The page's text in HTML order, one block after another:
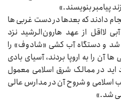
پیامبر بنویسند.»
داد‌‌‌ند که بعدها در دست غربی‌‌‌ ها
لااقل از عهد هارون‌الرشید نزد
و دستگاه آب کشی «شادوف» را
آن را به اروپا بردند، آسیای بادی
اید در ممالک شرق اسلامی معمول
اسلامی و شروح آن در مدارس عالی
می‌‌‌ شد.»